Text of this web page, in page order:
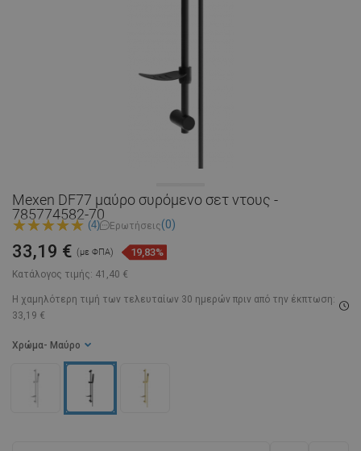
Mexen DF77 μαύρο συρόμενο σετ ντους -
785774582-70
(4) Ερωτήσεις(0)
Κατάλογος τιμής: 41,40 €
33,19 € (με ΦΠΑ) 19,83%
Η χαμηλότερη τιμή των τελευταίων 30 ημερών πριν από την έκπτωση:
33,19 €
Χρώμα - Μαύρο